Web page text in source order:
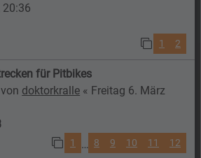
20:36
1 2
für Pitbikes
doktorkralle « Freitag 6. März
1 … 8 9 10 11 12